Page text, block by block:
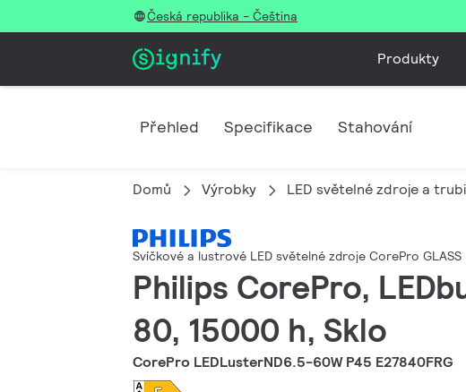
Česká republika - Čeština
Produkty
Přehled Specifikace Stahování
Domů Výrobky LED světelné zdroje a
Svíčkové a lustrové LED světelné zdroje CorePro GLASS
Philips CorePro,
80, 15000 h, Sklo
CorePro LEDLusterND6.5-60W P45 E27840FRG